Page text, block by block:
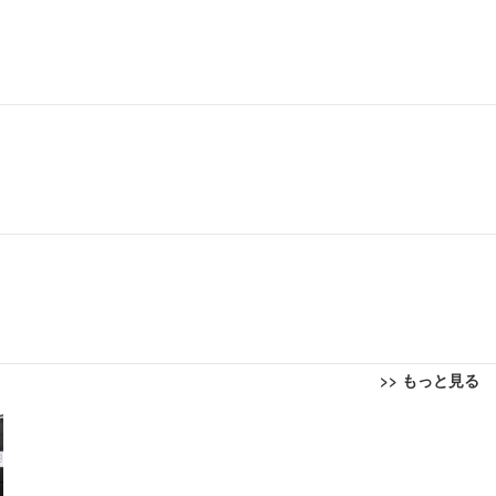
>> もっと見る
面昇降 強化ナイロン樹脂ベース 通気性メッシュ 在宅ワーク H-WY01